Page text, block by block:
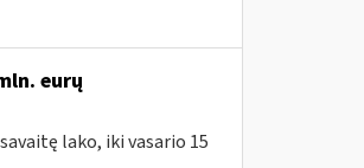
eurų
lako, iki vasario 15